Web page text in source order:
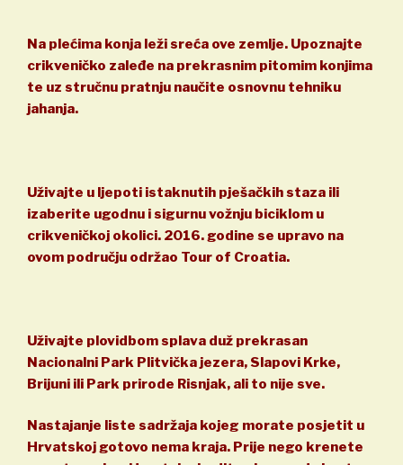
Na plećima konja leži sreća ove zemlje. Upoznajte
crikveničko zaleđe na prekrasnim pitomim konjima
te uz stručnu pratnju naučite osnovnu tehniku
jahanja.
Uživajte u ljepoti istaknutih pješačkih staza ili
izaberite ugodnu i sigurnu vožnju biciklom u
crikveničkoj okolici. 2016. godine se upravo na
ovom području održao Tour of Croatia.
Uživajte plovidbom splava duž prekrasan
Nacionalni Park Plitvička jezera, Slapovi Krke,
Brijuni ili Park prirode Risnjak, ali to nije sve.
Nastajanje liste sadržaja kojeg morate posjetit u
Hrvatskoj gotovo nema kraja. Prije nego krenete